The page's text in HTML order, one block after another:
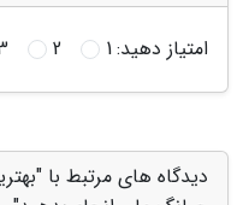
امتیاز دهید:1
2
دیدگاه های مرتبط با